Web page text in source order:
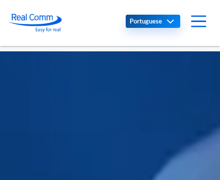
Select your language